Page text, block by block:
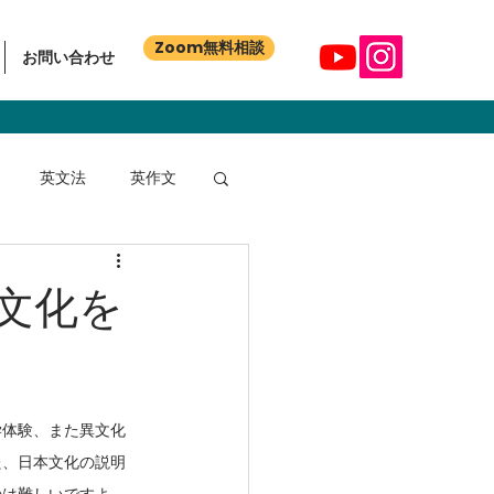
お問い合わせ Zoom無料相談
英文法 英作文
化を
験、また異文化
日本文化の説明